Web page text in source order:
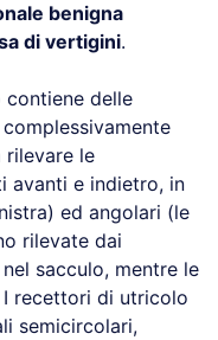
benigna
di vertigini.
contiene delle
rilevare le
avanti e indietro, in
ed angolari (le
rilevate dai
sacculo, mentre le
I recettori di utricolo
semicircolari,